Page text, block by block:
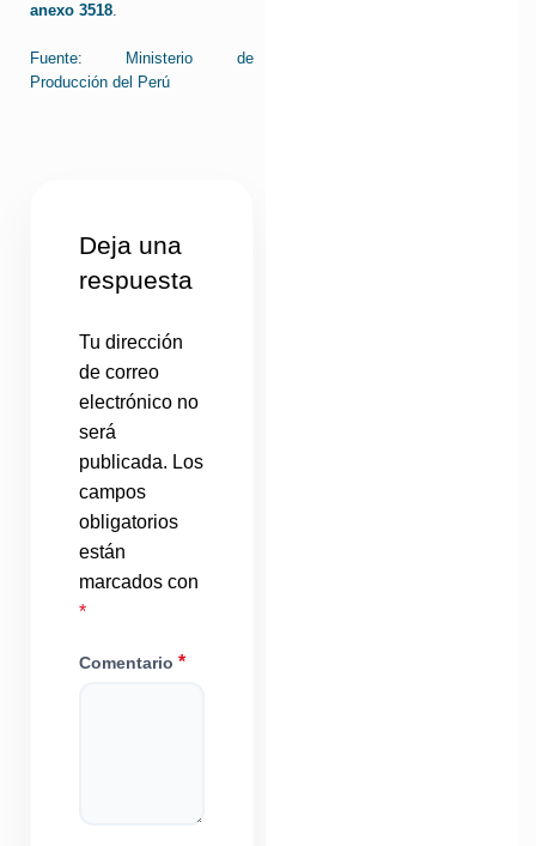
anexo 3518.
Fuente: Ministerio de
Producción del Perú
Deja una
respuesta
Tu dirección
de correo
electrónico no
será
publicada. Los
campos
obligatorios
están
marcados con
*
Comentario *